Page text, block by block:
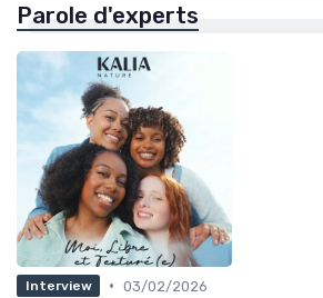
Parole d'experts
Interview • 03/02/2026